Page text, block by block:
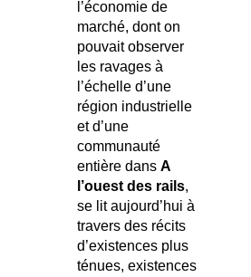
l’économie de
marché, dont on
pouvait observer
les ravages à
l’échelle d’une
région industrielle
et d’une
communauté
entière dans A
l’ouest des rails,
se lit aujourd’hui à
travers des récits
d’existences plus
ténues, existences